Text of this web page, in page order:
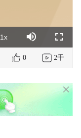
1xPlayback
Rate
Mute Fullscreen
0 2千